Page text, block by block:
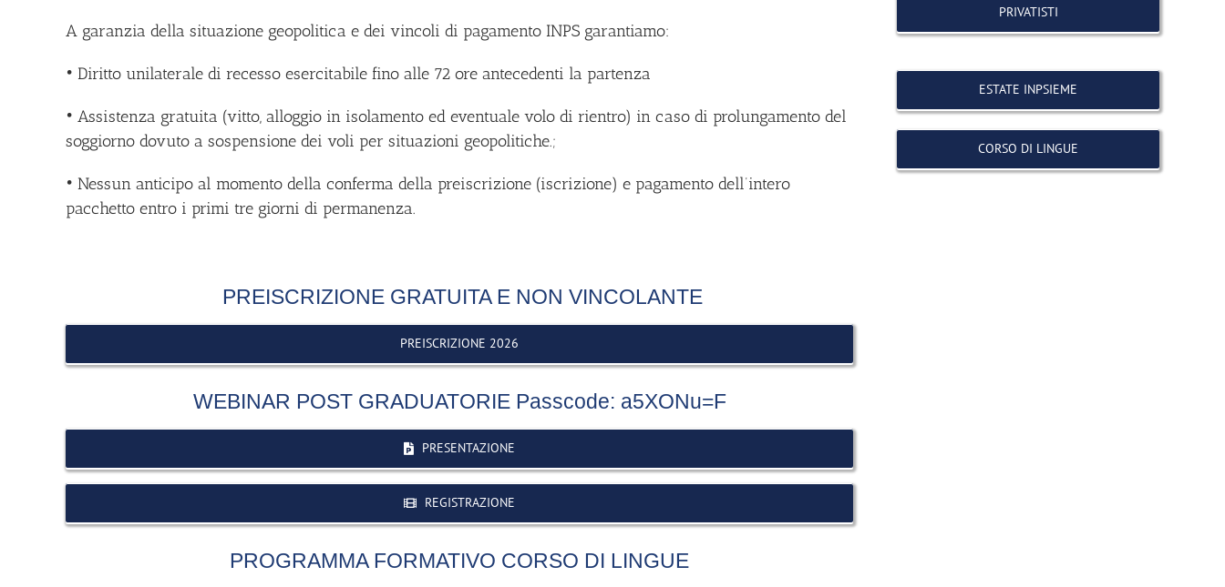
A garanzia della situazione geopolitica e dei vincoli di pagamento INPS garantiamo:
• Diritto unilaterale di recesso esercitabile fino alle 72 ore antecedenti la partenza
• Assistenza gratuita (vitto, alloggio in isolamento ed eventuale volo di rientro) in caso di prolungamento del
soggiorno dovuto a sospensione dei voli per situazioni geopolitiche.;
• Nessun anticipo al momento della conferma della preiscrizione (iscrizione) e pagamento dell’intero
pacchetto entro i primi tre giorni di permanenza.
PREISCRIZIONE GRATUITA E NON VINCOLANTE
PREISCRIZIONE 2026
WEBINAR POST GRADUATORIE Passcode: a5XONu=F
PRESENTAZIONE
REGISTRAZIONE
PROGRAMMA FORMATIVO CORSO DI LINGUE
PRIVATISTI
ESTATE INPSIEME
CORSO DI LINGUE